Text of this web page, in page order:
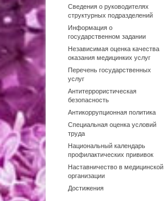
Сведения о руководителях
структурных подразделений
Информация о
государственном задании
Независимая оценка качества
оказания медицинких услуг
Перечень государственных
услуг
Антитеррористическая
безопасность
Антикоррупционная политика
Специальная оценка условий
труда
Национальный календарь
профилактических прививок
Наставничество в медицинской
организации
Достижения